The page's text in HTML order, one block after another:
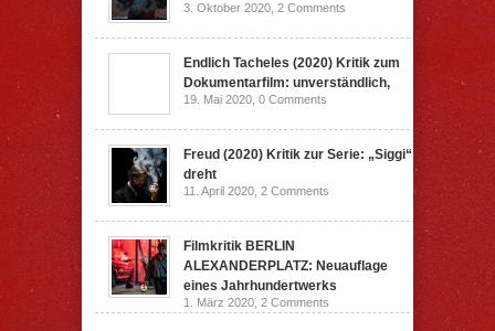
3. Oktober 2020, 2 Comments
Endlich Tacheles (2020) Kritik zum
Dokumentarfilm: unverständlich,
19. Mai 2020, 0 Comments
Freud (2020) Kritik zur Serie: „Siggi“
dreht
11. April 2020, 2 Comments
Filmkritik BERLIN
ALEXANDERPLATZ: Neuauflage
eines Jahrhundertwerks
1. März 2020, 2 Comments